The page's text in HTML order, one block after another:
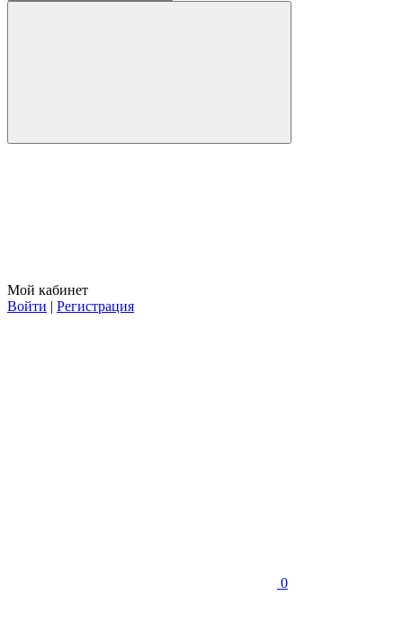
Мой кабинет
Войти | Регистрация
0